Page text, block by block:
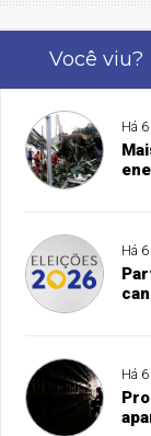
Você viu?
Há
Há
Há